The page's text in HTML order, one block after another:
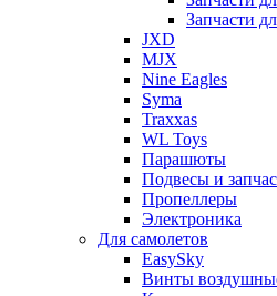
Запчасти
JXD
MJX
Nine Eagles
Syma
Traxxas
WL Toys
Парашюты
Подвесы и
Пропеллеры
Электроника
Для самолетов
EasySky
Винты